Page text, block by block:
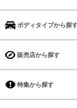
ボディタイプから探
販売店から探す
特集から探す